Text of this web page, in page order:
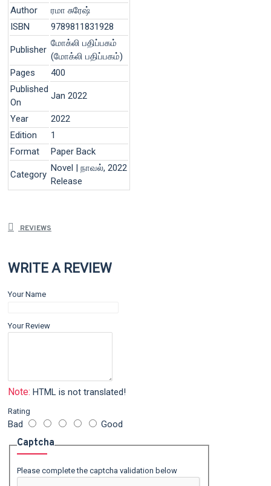
Author
ரமா சுரேஷ்
ISBN
9789811831928
Publisher
மோக்லி பதிப்பகம்
(மோக்லி பதிப்பகம்)
Pages
400
Published
On
Jan 2022
Year
2022
Edition
1
Format
Paper Back
Category
Novel | நாவல், 2022
Release
REVIEWS
WRITE A REVIEW
Your Name
Your Review
Note: HTML is not translated!
Rating
Bad Good
Captcha
Please complete the captcha validation below